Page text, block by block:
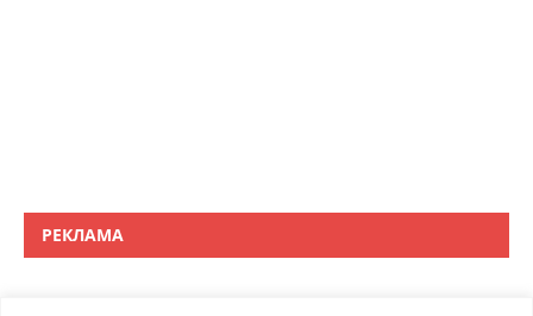
РЕКЛАМА